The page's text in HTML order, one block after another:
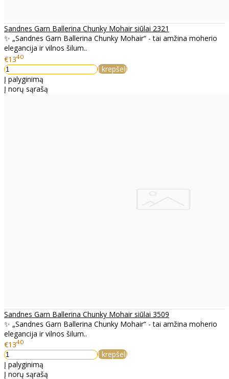
Sandnes Garn Ballerina Chunky Mohair siūlai 2321
✨ „Sandnes Garn Ballerina Chunky Mohair“ - tai amžina moherio
elegancija ir vilnos šilum..
€1340
Į krepšelį
Į palyginimą
Į norų sąrašą
Sandnes Garn Ballerina Chunky Mohair siūlai 3509
✨ „Sandnes Garn Ballerina Chunky Mohair“ - tai amžina moherio
elegancija ir vilnos šilum..
€1340
Į krepšelį
Į palyginimą
Į norų sąrašą